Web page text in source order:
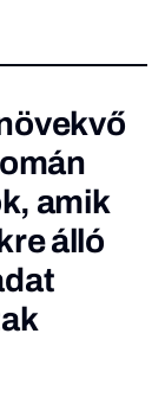
amik
álló